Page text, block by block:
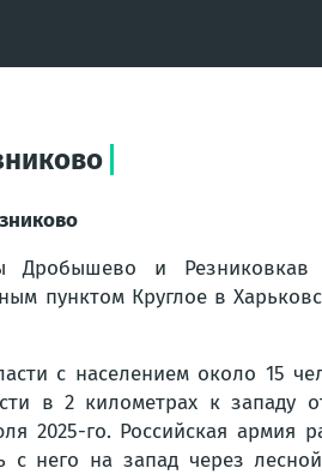
Дробышево и Резниковкав
пунктом Круглое в
с населением около 15
в 2 километрах к западу
2025-го. Российская армия
с него на запад через